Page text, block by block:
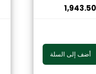
1,943.50
أضف إلى السلة